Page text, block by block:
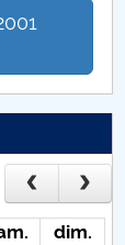
dim.